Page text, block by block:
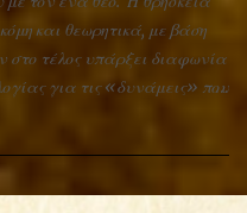
και θεωρητικά, με βάση
στο τέλος υπάρξει διαφωνία
για τις «δυνάμεις» που
Είναι. Όπως δεν μπορεί να
ή οποιασδήποτε άλλης